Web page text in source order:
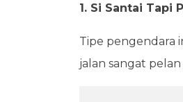
1. Si Santai Tapi
Tipe pengendara
jalan sangat